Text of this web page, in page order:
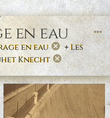
en eau
en eau +Les
Knecht